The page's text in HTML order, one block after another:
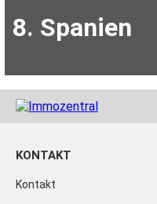
8. Spanien
KONTAKT
Kontakt